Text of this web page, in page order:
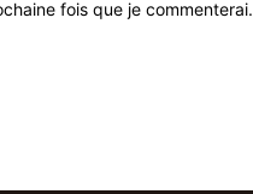
fois que je commenterai.